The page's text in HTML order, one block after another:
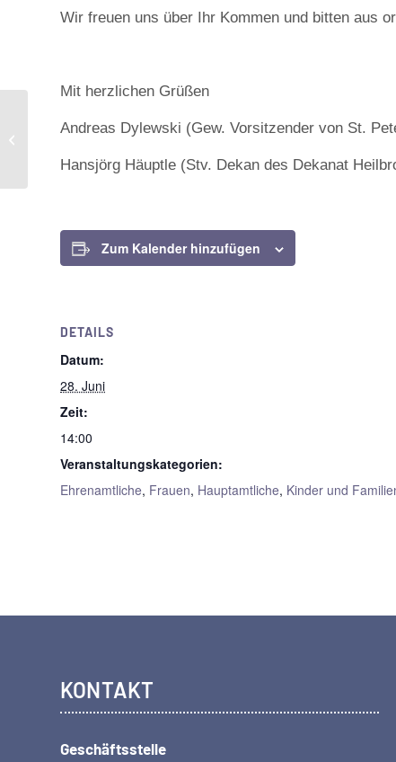
Wir freuen uns über Ihr Kommen und bitten aus
Mit herzlichen Grüßen
Andreas Dylewski (Gew. Vorsitzender von St.
Hansjörg Häuptle (Stv. Dekan des Dekanat
Zum Kalender hinzufügen
DETAILS
Datum:
28. Juni
Zeit:
14:00
Veranstaltungskategorien:
Ehrenamtliche, Frauen, Hauptamtliche, Kinder und
KONTAKT
Geschäftsstelle
Musikalischer Gottesdienst „Hab Mut,